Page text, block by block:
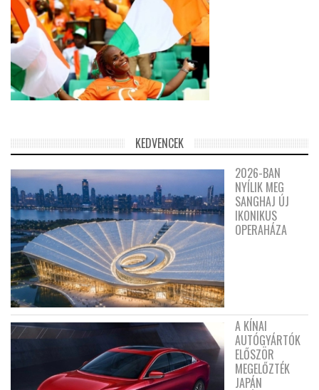
KEDVENCEK
2026-BAN
NYÍLIK MEG
SANGHAJ ÚJ
IKONIKUS
OPERAHÁZA
A KÍNAI
AUTÓGYÁRTÓK
ELŐSZÖR
MEGELŐZTÉK
JAPÁN